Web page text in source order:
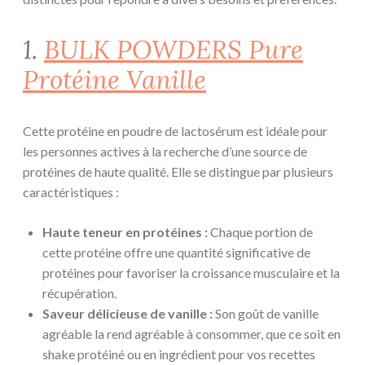
1. BULK POWDERS Pure
Protéine Vanille
Cette protéine en poudre de lactosérum est idéale pour
les personnes actives à la recherche d’une source de
protéines de haute qualité. Elle se distingue par plusieurs
caractéristiques :
Haute teneur en protéines :Chaque portion de
cette protéine offre une quantité significative de
protéines pour favoriser la croissance musculaire et la
récupération.
Saveur délicieuse de vanille :Son goût de vanille
agréable la rend agréable à consommer, que ce soit en
shake protéiné ou en ingrédient pour vos recettes